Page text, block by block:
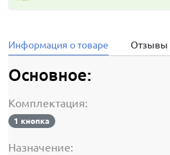
Информация о товаре Отзывы
Основное:
Комплектация:
1 кнопка
Назначение: